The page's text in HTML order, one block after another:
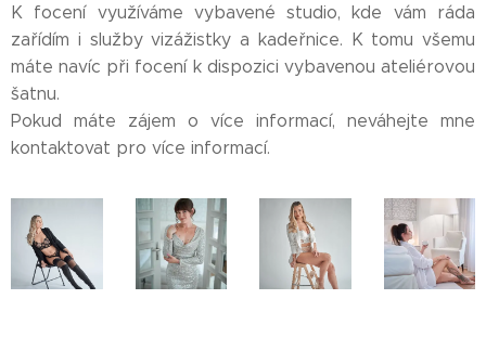
K focení využíváme vybavené studio, kde vám ráda
zařídím i služby vizážistky a kadeřnice. K tomu všemu
máte navíc při focení k dispozici vybavenou ateliérovou
šatnu.
Pokud máte zájem o více informací, neváhejte mne
kontaktovat pro více informací.